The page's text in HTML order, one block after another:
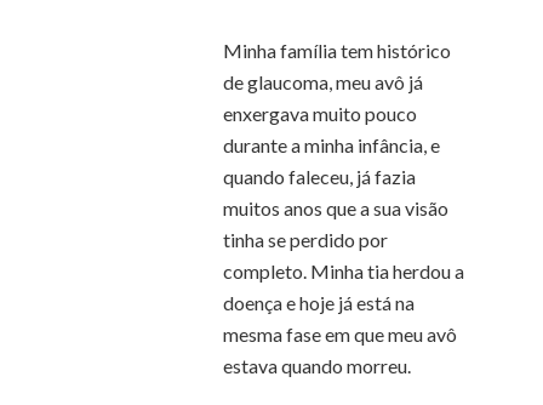
Minha família tem histórico
de glaucoma, meu avô já
enxergava muito pouco
durante a minha infância, e
quando faleceu, já fazia
muitos anos que a sua visão
tinha se perdido por
completo. Minha tia herdou a
doença e hoje já está na
mesma fase em que meu avô
estava quando morreu.